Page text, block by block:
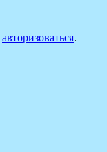
авторизоваться.